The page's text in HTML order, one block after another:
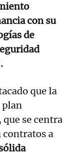
con su
de
que la
plan
se centra
contratos a